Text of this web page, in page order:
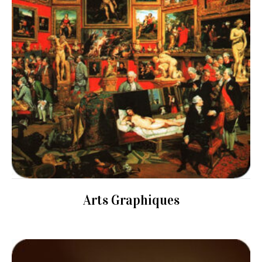
Arts Graphiques